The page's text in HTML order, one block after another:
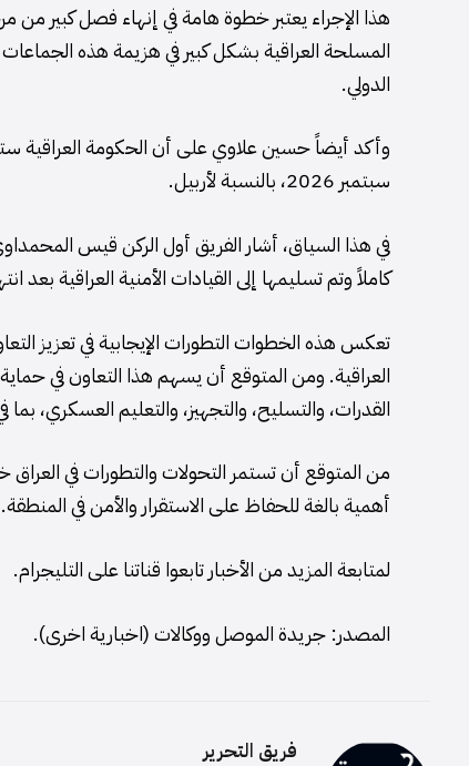
هذا الإجراء يعتبر خطوة هامة في إنهاء فصل كبير
الدولي.
وأكد أيضاً حسين علاوي على أن الحكومة العراقية
سبتمبر 2026، بالنسبة لأربيل.
في هذا السياق، أشار الفريق أول الركن قيس
كاملاً وتم تسليمها إلى القيادات الأمنية العراقية بعد
تعكس هذه الخطوات التطورات الإيجابية في تعزيز
العراقية. ومن المتوقع أن يسهم هذا التعاون في حماية
القدرات، والتسليح، والتجهيز، والتعليم العسكري،
من المتوقع أن تستمر التحولات والتطورات في العراق
أهمية بالغة للحفاظ على الاستقرار والأمن في المنطقة.
لمتابعة المزيد من الأخبار تابعوا قناتنا على التليجرام.
المصدر: جريدة الموصل ووكالات (اخبارية اخرى).
فريق التحرير